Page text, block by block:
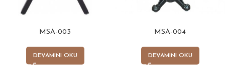
MSA-003
DEVAMINI OKU
MSA-004
DEVAMINI OKU